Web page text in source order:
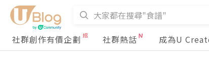
社群創作有價企劃 社群熱話 成為U